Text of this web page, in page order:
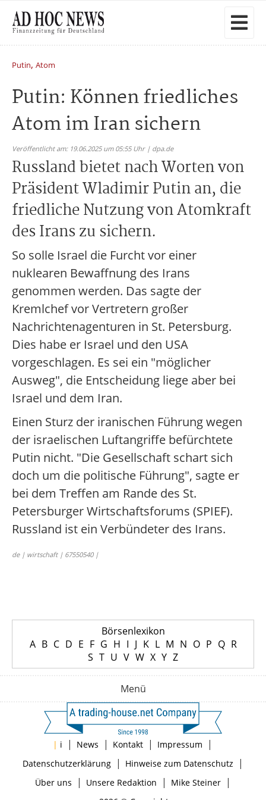
Putin, Atom
Putin: Können friedliches
Atom im Iran sichern
Veröffentlicht am: 19.06.2025 um 05:55 Uhr | dpa.de
Russland bietet nach Worten von
Präsident Wladimir Putin an, die
friedliche Nutzung von Atomkraft
des Irans zu sichern.
So solle Israel die Furcht vor einer
nuklearen Bewaffnung des Irans
genommen werden. Das sagte der
Kremlchef vor Vertretern großer
Nachrichtenagenturen in St. Petersburg.
Dies habe er Israel und den USA
vorgeschlagen. Es sei ein "möglicher
Ausweg", die Entscheidung liege aber bei
Israel und dem Iran.
Einen Sturz der iranischen Führung wegen
der israelischen Luftangriffe befürchtete
Putin nicht. "Die Gesellschaft schart sich
doch um die politische Führung", sagte er
bei dem Treffen am Rande des St.
Petersburger Wirtschaftsforums (SPIEF).
Russland ist ein Verbündeter des Irans.
de | wirtschaft | 67550540 |
Börsenlexikon
A B C D E F G H I J K L M N O P Q R
S T U V W X Y Z
Menü
| i | News | Kontakt | Impressum |
Datenschutzerklärung| Hinweise zum Datenschutz |
Über uns | Unsere Redaktion | Mike Steiner|